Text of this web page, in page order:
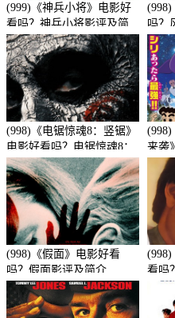
(999)《神兵小将》电影好
看吗？神兵小将影评及简
介
吗？
(998)《电锯惊魂8：竖锯》
电影好看吗？电锯惊魂8：
竖锯影评及简介
(998)
来袭
小
简介
(998)《假面》电影好看
吗？假面影评及简介
看吗